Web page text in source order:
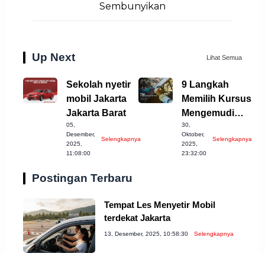
Sembunyikan
Up Next Lihat Semua
Sekolah nyetir
mobil Jakarta
Jakarta Barat
05,
Desember,
2025,
11:08:00
Selengkapnya
9 Langkah
Memilih Kursus
Mengemudi
Mobil Terbaik di
Denpasar
30,
Oktober,
2025,
23:32:00
Selengkapnya
Postingan Terbaru
Tempat Les Menyetir Mobil
terdekat Jakarta
13, Desember, 2025, 10:58:30 Selengkapnya